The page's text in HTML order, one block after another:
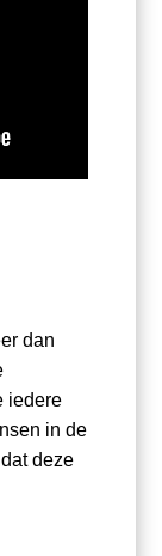
dan
iedere
in de
deze